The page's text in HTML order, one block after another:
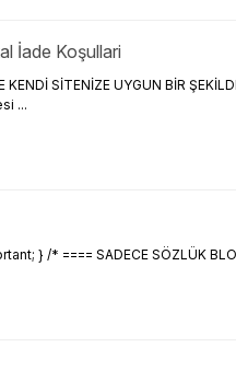
İade Koşullari
KENDİ SİTENİZE UYGUN BİR
...
} /* ==== SADECE SÖZLÜK